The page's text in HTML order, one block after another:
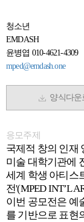
청소년
EMDASH
윤병엽 010-4621-4309
mped@emdash.one
양식다운
응모주제
국제적 창의 인재
미술 대학기관에
세계 학생 아티스
전'(MPED INT’L
이번 공모전은 예
를 기반으로 표현